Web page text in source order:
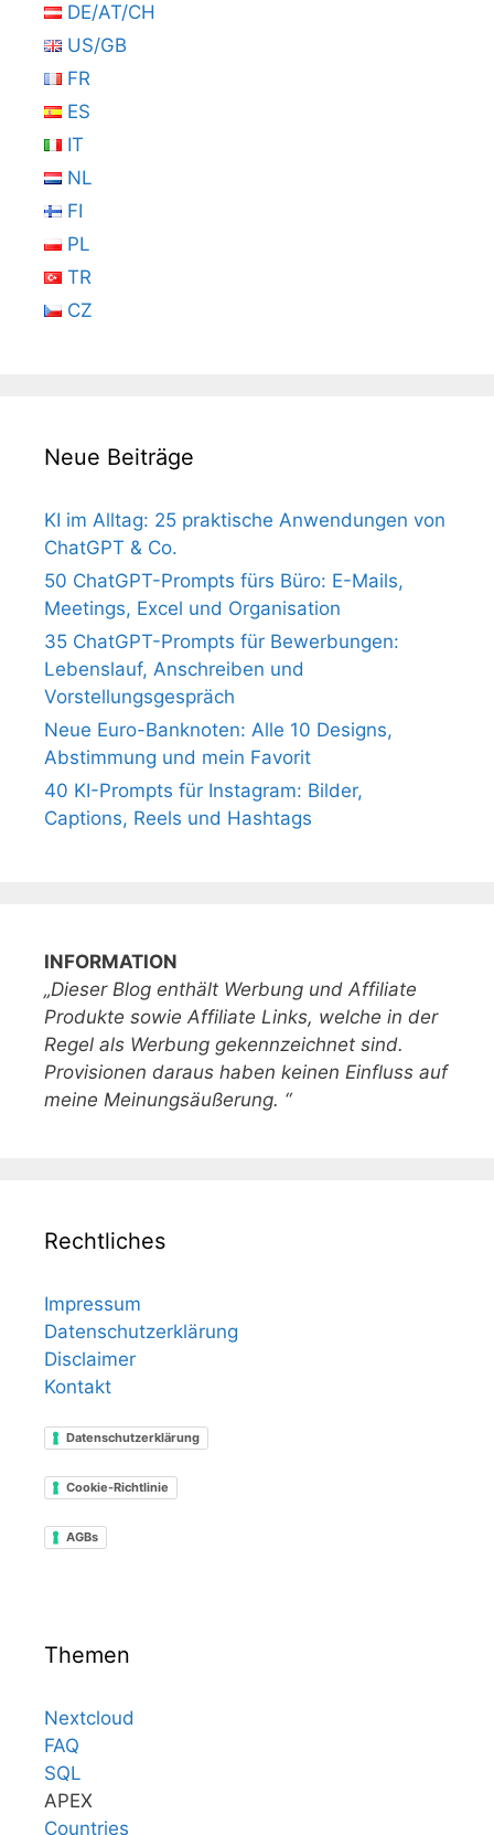
DE/AT/CH
US/GB
FR
ES
IT
NL
FI
PL
TR
CZ
Neue Beiträge
KI im Alltag: 25 praktische Anwendungen von
ChatGPT & Co.
50 ChatGPT-Prompts fürs Büro: E-Mails,
Meetings, Excel und Organisation
35 ChatGPT-Prompts für Bewerbungen:
Lebenslauf, Anschreiben und
Vorstellungsgespräch
Neue Euro-Banknoten: Alle 10 Designs,
Abstimmung und mein Favorit
40 KI-Prompts für Instagram: Bilder,
Captions, Reels und Hashtags
INFORMATION
„Dieser Blog enthält Werbung und Affiliate
Produkte sowie Affiliate Links, welche in der
Regel als Werbung gekennzeichnet sind.
Provisionen daraus haben keinen Einfluss auf
meine Meinungsäußerung. “
Rechtliches
Impressum
Datenschutzerklärung
Disclaimer
Kontakt
Datenschutzerklärung
Cookie-Richtlinie
AGBs
Themen
Nextcloud
FAQ
SQL
APEX
Countries